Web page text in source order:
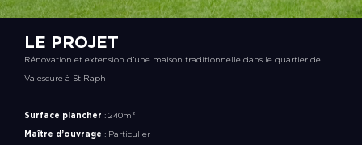
LE PROJET
Rénovation et extension d’une maison traditionnelle dans le quartier de
Valescure à St Raph
Surface plancher : 240m²
Maître d’ouvrage : Particulier